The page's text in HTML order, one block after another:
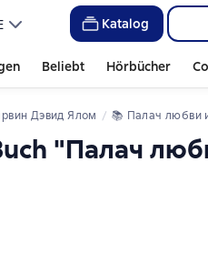
Katalog
Beliebt Hörbücher
Ирвин Дэвид Ялом 📚 Палач любви и другие психотерапевтические
"Палач